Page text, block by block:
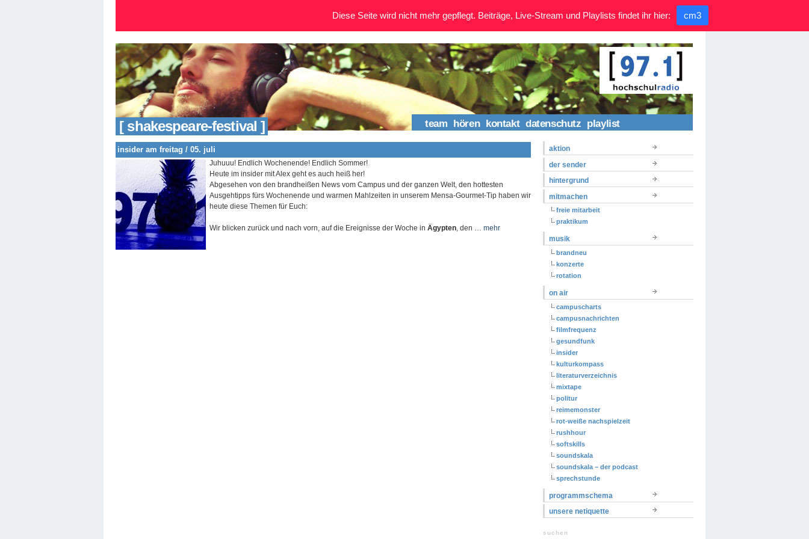
[ shakespeare-festival ] team hören kontakt datenschutz playlist
insider am freitag / 05. juli
Juhuuu! Endlich Wochenende! Endlich Sommer!
Heute im insider mit Alex geht es auch heiß her!
Abgesehen von den brandheißen News vom Campus und der ganzen Welt, den hottesten
Ausgehtipps fürs Wochenende und warmen Mahlzeiten in unserem Mensa-Gourmet-Tip haben wir
heute diese Themen für Euch:
Wir blicken zurück und nach vorn, auf die Ereignisse der Woche in Ägypten , den … mehr
aktion
der sender
hintergrund
mitmachen
freie mitarbeit
praktikum
musik
brandneu
konzerte
rotation
on air
campuscharts
campusnachrichten
filmfrequenz
gesundfunk
insider
kulturkompass
literaturverzeichnis
mixtape
politur
reimemonster
rot-weiße nachspielzeit
rushhour
softskills
soundskala
soundskala – der podcast
sprechstunde
programmschema
unsere netiquette
suchen
Diese Seite wird nicht mehr gepflegt. Beiträge, Live-Stream und Playlists findet ihr hier: cm3